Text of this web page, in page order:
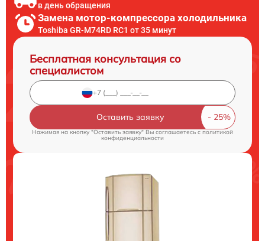
в день обращения
Замена мотор-компрессора холодильника
Toshiba GR-M74RD RC1 от 35 минут
Бесплатная консультация со
специалистом
Оставить заявку
Нажимая на кнопку "Оставить заявку" Вы соглашаетесь cполитикой
конфиденциальности